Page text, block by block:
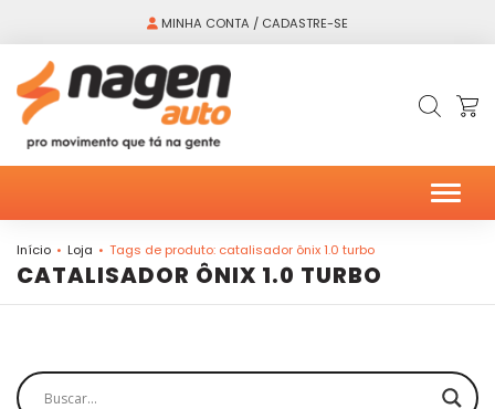
MINHA CONTA / CADASTRE-SE
Início Loja Tags de produto: catalisador ônix 1.0 turbo
CATALISADOR ÔNIX 1.0 TURBO